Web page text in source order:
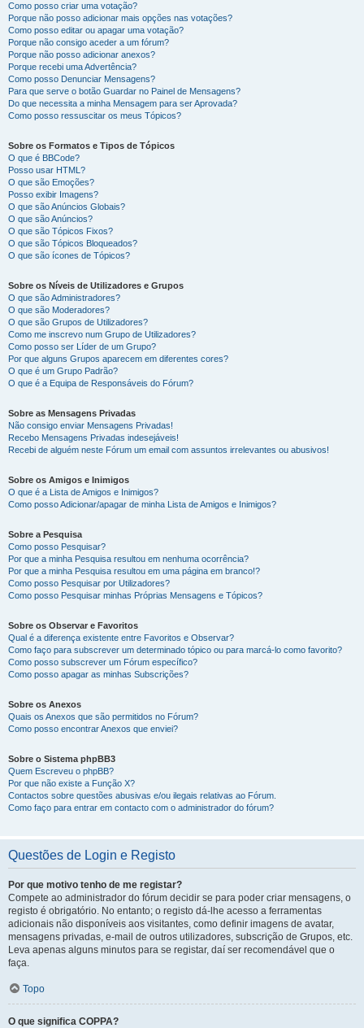
Como posso criar uma votação?
Porque não posso adicionar mais opções nas votações?
Como posso editar ou apagar uma votação?
Porque não consigo aceder a um fórum?
Porque não posso adicionar anexos?
Porque recebi uma Advertência?
Como posso Denunciar Mensagens?
Para que serve o botão Guardar no Painel de Mensagens?
Do que necessita a minha Mensagem para ser Aprovada?
Como posso ressuscitar os meus Tópicos?
Sobre os Formatos e Tipos de Tópicos
O que é BBCode?
Posso usar HTML?
O que são Emoções?
Posso exibir Imagens?
O que são Anúncios Globais?
O que são Anúncios?
O que são Tópicos Fixos?
O que são Tópicos Bloqueados?
O que são ícones de Tópicos?
Sobre os Níveis de Utilizadores e Grupos
O que são Administradores?
O que são Moderadores?
O que são Grupos de Utilizadores?
Como me inscrevo num Grupo de Utilizadores?
Como posso ser Líder de um Grupo?
Por que alguns Grupos aparecem em diferentes cores?
O que é um Grupo Padrão?
O que é a Equipa de Responsáveis do Fórum?
Sobre as Mensagens Privadas
Não consigo enviar Mensagens Privadas!
Recebo Mensagens Privadas indesejáveis!
Recebi de alguém neste Fórum um email com assuntos irrelevantes ou abusivos!
Sobre os Amigos e Inimigos
O que é a Lista de Amigos e Inimigos?
Como posso Adicionar/apagar de minha Lista de Amigos e Inimigos?
Sobre a Pesquisa
Como posso Pesquisar?
Por que a minha Pesquisa resultou em nenhuma ocorrência?
Por que a minha Pesquisa resultou em uma página em branco!?
Como posso Pesquisar por Utilizadores?
Como posso Pesquisar minhas Próprias Mensagens e Tópicos?
Sobre os Observar e Favoritos
Qual é a diferença existente entre Favoritos e Observar?
Como faço para subscrever um determinado tópico ou para marcá-lo como favorito?
Como posso subscrever um Fórum específico?
Como posso apagar as minhas Subscrições?
Sobre os Anexos
Quais os Anexos que são permitidos no Fórum?
Como posso encontrar Anexos que enviei?
Sobre o Sistema phpBB3
Quem Escreveu o phpBB?
Por que não existe a Função X?
Contactos sobre questões abusivas e/ou ilegais relativas ao Fórum.
Como faço para entrar em contacto com o administrador do fórum?
Questões de Login e Registo
Por que motivo tenho de me registar?
Compete ao administrador do fórum decidir se para poder criar mensagens, o
registo é obrigatório. No entanto; o registo dá-lhe acesso a ferramentas
adicionais não disponíveis aos visitantes, como definir imagens de avatar,
mensagens privadas, e-mail de outros utilizadores, subscrição de Grupos, etc.
Leva apenas alguns minutos para se registar, daí ser recomendável que o
faça.
Topo
O que significa COPPA?